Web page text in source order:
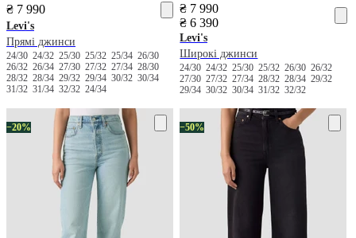
₴ 7 990
Levi's
Прямі джинси
24/30 24/32 25/30 25/32 25/34 26/30
26/32 26/34 27/30 27/32 27/34 28/30
28/32 28/34 29/32 29/34 30/32 30/34
31/32 31/34 32/32 24/34
₴ 7 990
₴ 6 390
Levi's
Широкі джинси
24/3024/3225/3025/3226/3026/32
27/3027/3227/3428/3228/3429/32
29/3430/3230/3431/3232/32
−20% −50%